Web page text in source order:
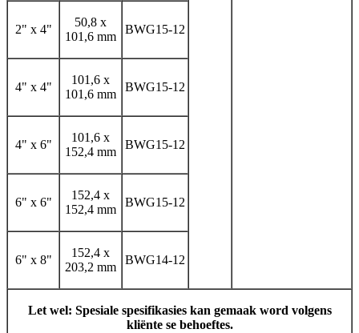
2" x 4"
50,8 x
101,6 mm
BWG15-12
4" x 4"
101,6 x
101,6 mm
BWG15-12
4" x 6"
101,6 x
152,4 mm
BWG15-12
6" x 6"
152,4 x
152,4 mm
BWG15-12
6" x 8"
152,4 x
203,2 mm
BWG14-12
Let wel: Spesiale spesifikasies kan gemaak word volgens
kliënte se behoeftes.